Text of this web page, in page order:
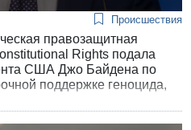
Происшествия
правозащитная
Rights подала
США Джо Байдена по
поддержке геноцида,